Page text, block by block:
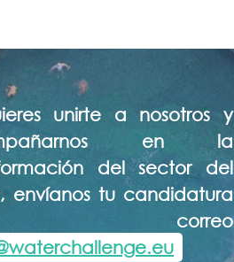
unirte a nosotros y
en la
del sector del
envíanos tu candidatura
correo